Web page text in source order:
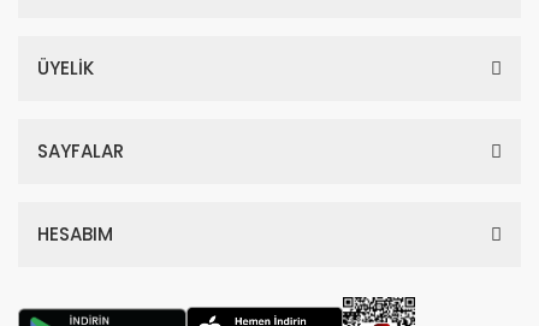
ÜYELİK
SAYFALAR
HESABIM